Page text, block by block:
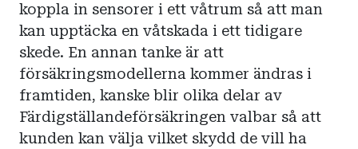
koppla in sensorer i ett våtrum så att man
kan upptäcka en våtskada i ett tidigare
skede. En annan tanke är att
försäkringsmodellerna kommer ändras i
framtiden, kanske blir olika delar av
Färdigställandeförsäkringen valbar så att
kunden kan välja vilket skydd de vill ha